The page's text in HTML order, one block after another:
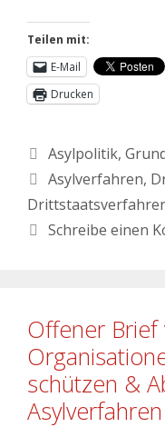
Teilen mit:
E-Mail
Drucken
Asylpolitik,
Asylverfahren,
Schreibe einen
Offener Brief
schützen &